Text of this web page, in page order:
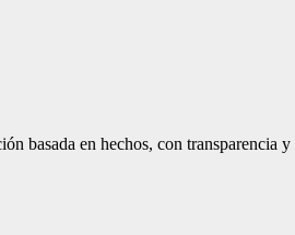
basada en hechos, con transparencia